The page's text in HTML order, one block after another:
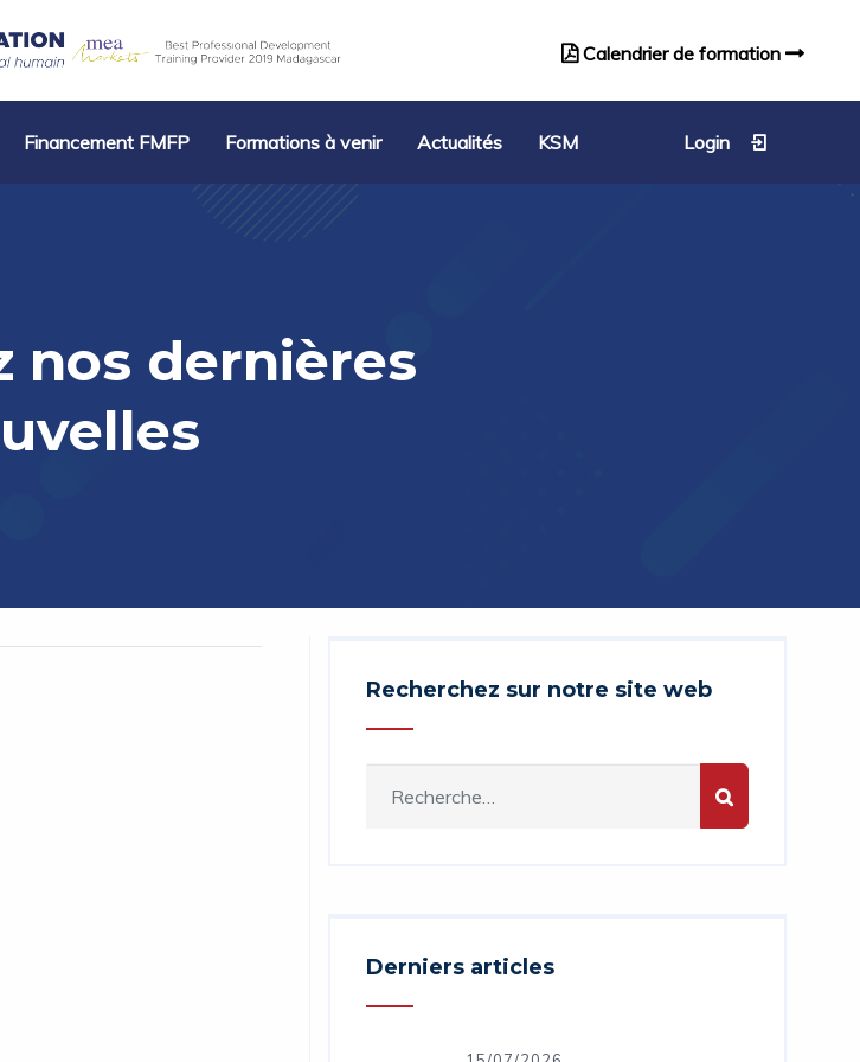
Calendrier de formation
Financement FMFP Formations à venir Actualités KSM Login
nos dernières
Recherchez sur notre site web
Derniers articles